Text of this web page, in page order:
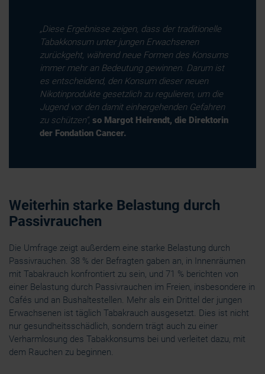
„Diese Ergebnisse zeigen, dass der traditionelle
Tabakkonsum unter jungen Erwachsenen
zurückgeht, während neue Formen des Konsums
immer mehr an Bedeutung gewinnen. Darum ist
es entscheidend, den Konsum dieser neuen
Nikotinprodukte gesetzlich zu regulieren, um die
Jugend vor den damit einhergehenden Gefahren
zu schützen“, so Margot Heirendt, die Direktorin
der Fondation Cancer.
Weiterhin starke Belastung durch
Passivrauchen
Die Umfrage zeigt außerdem eine starke Belastung durch
Passivrauchen. 38 % der Befragten gaben an, in Innenräumen
mit Tabakrauch konfrontiert zu sein, und 71 % berichten von
einer Belastung durch Passivrauchen im Freien, insbesondere in
Cafés und an Bushaltestellen. Mehr als ein Drittel der jungen
Erwachsenen ist täglich Tabakrauch ausgesetzt. Dies ist nicht
nur gesundheitsschädlich, sondern trägt auch zu einer
Verharmlosung des Tabakkonsums bei und verleitet dazu, mit
dem Rauchen zu beginnen.